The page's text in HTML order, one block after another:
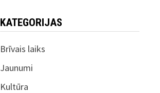
KATEGORIJAS
Brīvais laiks
Jaunumi
Kultūra